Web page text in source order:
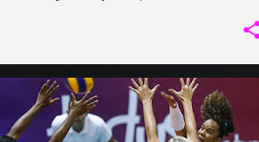
CHIAKA OGBOGU